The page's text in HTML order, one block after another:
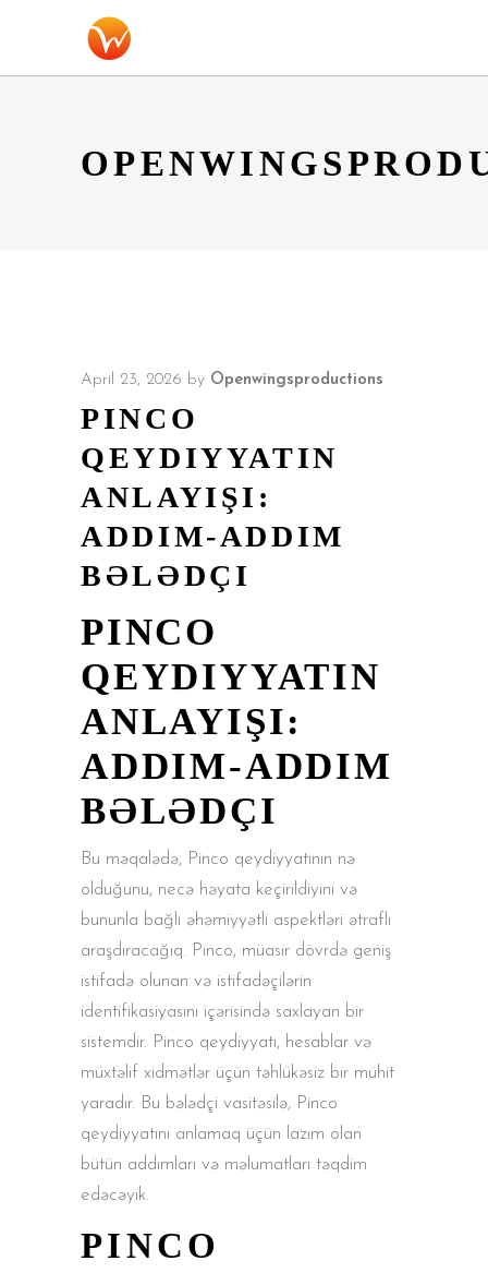
April 23, 2026 by Openwingsproductions
PINCO
QEYDIYYATIN
ANLAYIŞI:
ADDIM-ADDIM
BƏLƏDÇI
PINCO
QEYDIYYATIN
ANLAYIŞI:
ADDIM-ADDIM
BƏLƏDÇI
Bu məqalədə, Pinco qeydiyyatının nə
olduğunu, necə həyata keçirildiyini və
bununla bağlı əhəmiyyətli aspektləri ətraflı
araşdıracağıq. Pinco, müasir dövrdə geniş
istifadə olunan və istifadəçilərin
identifikasiyasını içərisində saxlayan bir
sistemdir. Pinco qeydiyyatı, hesablar və
müxtəlif xidmətlər üçün təhlükəsiz bir mühit
yaradır. Bu bələdçi vasitəsilə, Pinco
qeydiyyatını anlamaq üçün lazım olan
bütün addımları və məlumatları təqdim
edəcəyik.
PINCO